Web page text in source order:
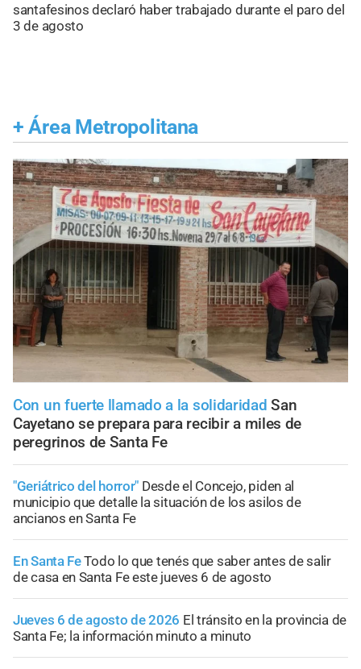
santafesinos declaró haber trabajado durante el paro del
3 de agosto
+ Área Metropolitana
Con un fuerte llamado a la solidaridad San
Cayetano se prepara para recibir a miles de
peregrinos de Santa Fe
"Geriátrico del horror" Desde el Concejo, piden al
municipio que detalle la situación de los asilos de
ancianos en Santa Fe
En Santa FeTodo lo que tenés que saber antes de salir
de casa en Santa Fe este jueves 6 de agosto
Jueves 6 de agosto de 2026 El tránsito en la provincia de
Santa Fe; la información minuto a minuto